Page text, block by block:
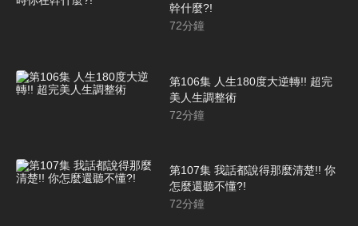
幹什麼?!
72分鐘
第106集 人生180度大逆轉!! 超完
美人生調整術
72分鐘
第107集 我話都說得那麼清楚!! 你
怎麼還聽不懂?!
72分鐘